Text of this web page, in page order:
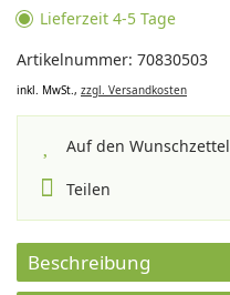
Lieferzeit 4-5 Tage
Artikelnummer: 70830503
inkl. MwSt., zzgl. Versandkosten
Auf den Wunschzettel
Teilen
Beschreibung